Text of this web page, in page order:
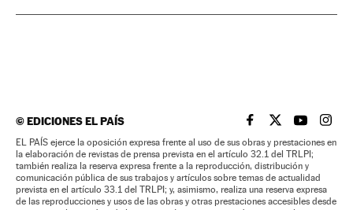
©EDICIONES EL PAÍS EL PAÍS BRASIL EN
EL PAÍSEL PAÍS
EL
EL PAÍS ejerce la oposición expresa frente al uso de sus obras y prestaciones en
la elaboración de revistas de prensa prevista en el artículo 32.1 del TRLPI;
también realiza la reserva expresa frente a la reproducción, distribución y
comunicación pública de sus trabajos y artículos sobre temas de actualidad
prevista en el artículo 33.1 del TRLPI; y, asimismo, realiza una reserva expresa
de las reproducciones y usos de las obras y otras prestaciones accesibles desde